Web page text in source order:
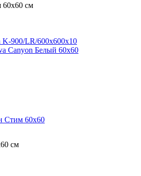
60x60 см
Canyon Белый 60x60
Стим 60х60
см